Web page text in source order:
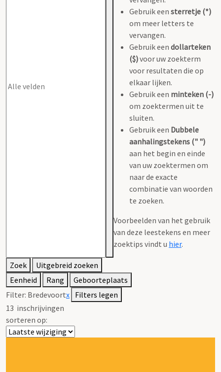
Gebruik een sterretje (*)
om meer letters te
vervangen.
Gebruik een dollarteken
($)voor uw zoekterm
voor resultaten die op
elkaar lijken.
Gebruik een minteken (-)
om zoektermen uit te
sluiten.
Gebruik een Dubbele
aanhalingstekens (" ")
aan het begin en einde
van uw zoektermen om
naar de exacte
combinatie van woorden
te zoeken.
Voorbeelden van het gebruik
van deze leestekens en meer
zoektips vindt u hier.
Zoek
Uitgebreid zoeken
Eenheid
Rang
Geboorteplaats
Filter: Bredevoortx Filters legen
13 inschrijvingen
sorteren op: